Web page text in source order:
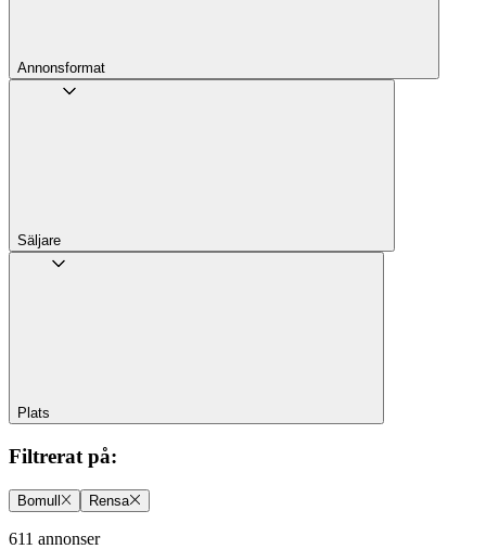
Annons­format
Säljare
Plats
Filtrerat på:
Bomull Rensa
611 annonser